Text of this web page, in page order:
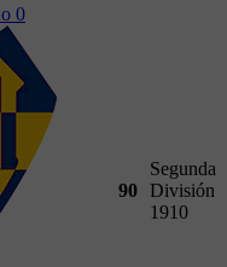
0
90
Segunda
División
1910